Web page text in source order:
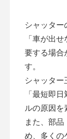
シャッター
「車が出
要する場合
す。
シャッタ
「最短即
ルの原因を
また、部
め、多くの